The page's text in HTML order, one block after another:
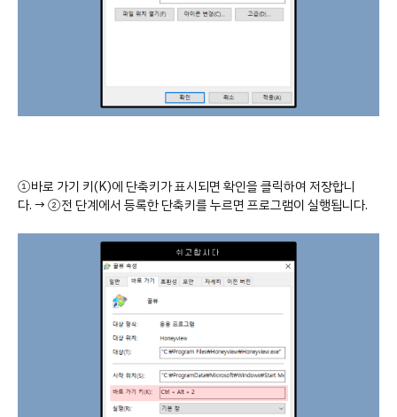
①바로 가기 키(K)에 단축키가 표시되면 확인을 클릭하여 저장합니
다. → ②전 단계에서 등록한 단축키를 누르면 프로그램이 실행됩니다.